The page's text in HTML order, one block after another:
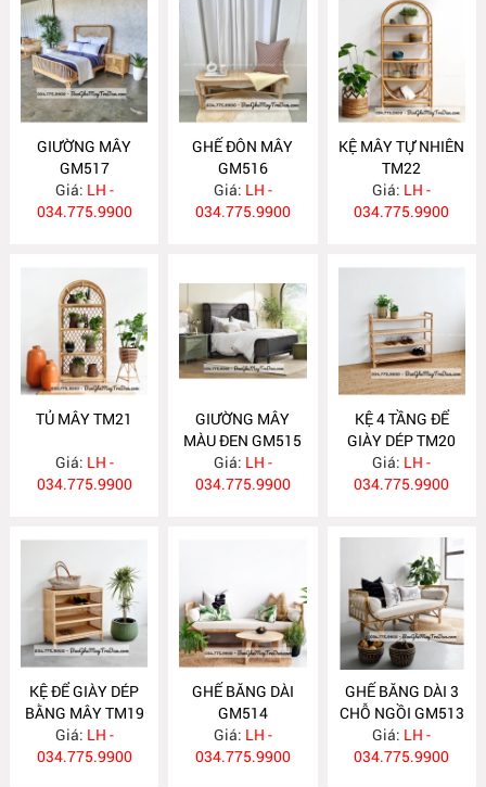
GIƯỜNG MÂY
GM517
Giá: LH -
034.775.9900
GHẾ ĐÔN MÂY
GM516
Giá: LH -
034.775.9900
KỆ MÂY TỰ NHIÊN
TM22
Giá: LH -
034.775.9900
TỦ MÂY TM21
Giá: LH -
034.775.9900
GIƯỜNG MÂY
MÀU ĐEN GM515
Giá: LH -
034.775.9900
KỆ 4 TẦNG ĐỂ
GIÀY DÉP TM20
Giá: LH -
034.775.9900
KỆ ĐỂ GIÀY DÉP
BẰNG MÂY TM19
Giá: LH -
034.775.9900
GHẾ BĂNG DÀI
GM514
Giá: LH -
034.775.9900
GHẾ BĂNG DÀI 3
CHỖ NGỒI GM513
Giá: LH -
034.775.9900